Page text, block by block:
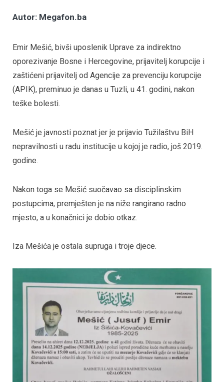
Autor: Megafon.ba
Emir Mešić, bivši uposlenik Uprave za indirektno
oporezivanje Bosne i Hercegovine, prijavitelj korupcije i
zaštićeni prijavitelj od Agencije za prevenciju korupcije
(APIK), preminuo je danas u Tuzli, u 41. godini, nakon
teške bolesti.
Mešić je javnosti poznat jer je prijavio Tužilaštvu BiH
nepravilnosti u radu institucije u kojoj je radio, još 2019.
godine.
Nakon toga se Mešić suočavao sa disciplinskim
postupcima, premješten je na niže rangirano radno
mjesto, a u konačnici je dobio otkaz.
Iza Mešića je ostala supruga i troje djece.